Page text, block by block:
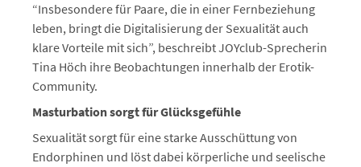
“Insbesondere für Paare, die in einer Fernbeziehung
leben, bringt die Digitalisierung der Sexualität auch
klare Vorteile mit sich”, beschreibt JOYclub-Sprecherin
Tina Höch ihre Beobachtungen innerhalb der Erotik-
Community.
Masturbation sorgt für Glücksgefühle
Sexualität sorgt für eine starke Ausschüttung von
Endorphinen und löst dabei körperliche und seelische